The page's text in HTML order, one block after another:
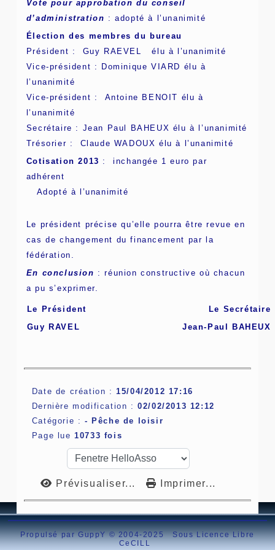
Vote pour approbation du conseil
d’administration : adopté à l’unanimité
Élection des membres du bureau
Président : Guy RAEVEL élu à l’unanimité
Vice-président : Dominique VIARD élu à
l’unanimité
Vice-président : Antoine BENOIT élu à
l’unanimité
Secrétaire : Jean Paul BAHEUX élu à l’unanimité
Trésorier : Claude WADOUX élu à l’unanimité
Cotisation 2013 : inchangée 1 euro par
adhérent
Adopté à l’unanimité
Le président précise qu’elle pourra être revue en
cas de changement du financement par la
fédération.
En conclusion : réunion constructive où chacun
a pu s’exprimer.
Le Président
Guy RAVEL
Le Secrétaire
Jean-Paul BAHEUX
Date de création :15/04/2012 17:16
Dernière modification :02/02/2013 12:12
Catégorie : - Pêche de loisir
Page lue10733 fois
Prévisualiser... Imprimer...
Propulsé par GuppY© 2004-2025 Sous Licence Libre
CeCILL